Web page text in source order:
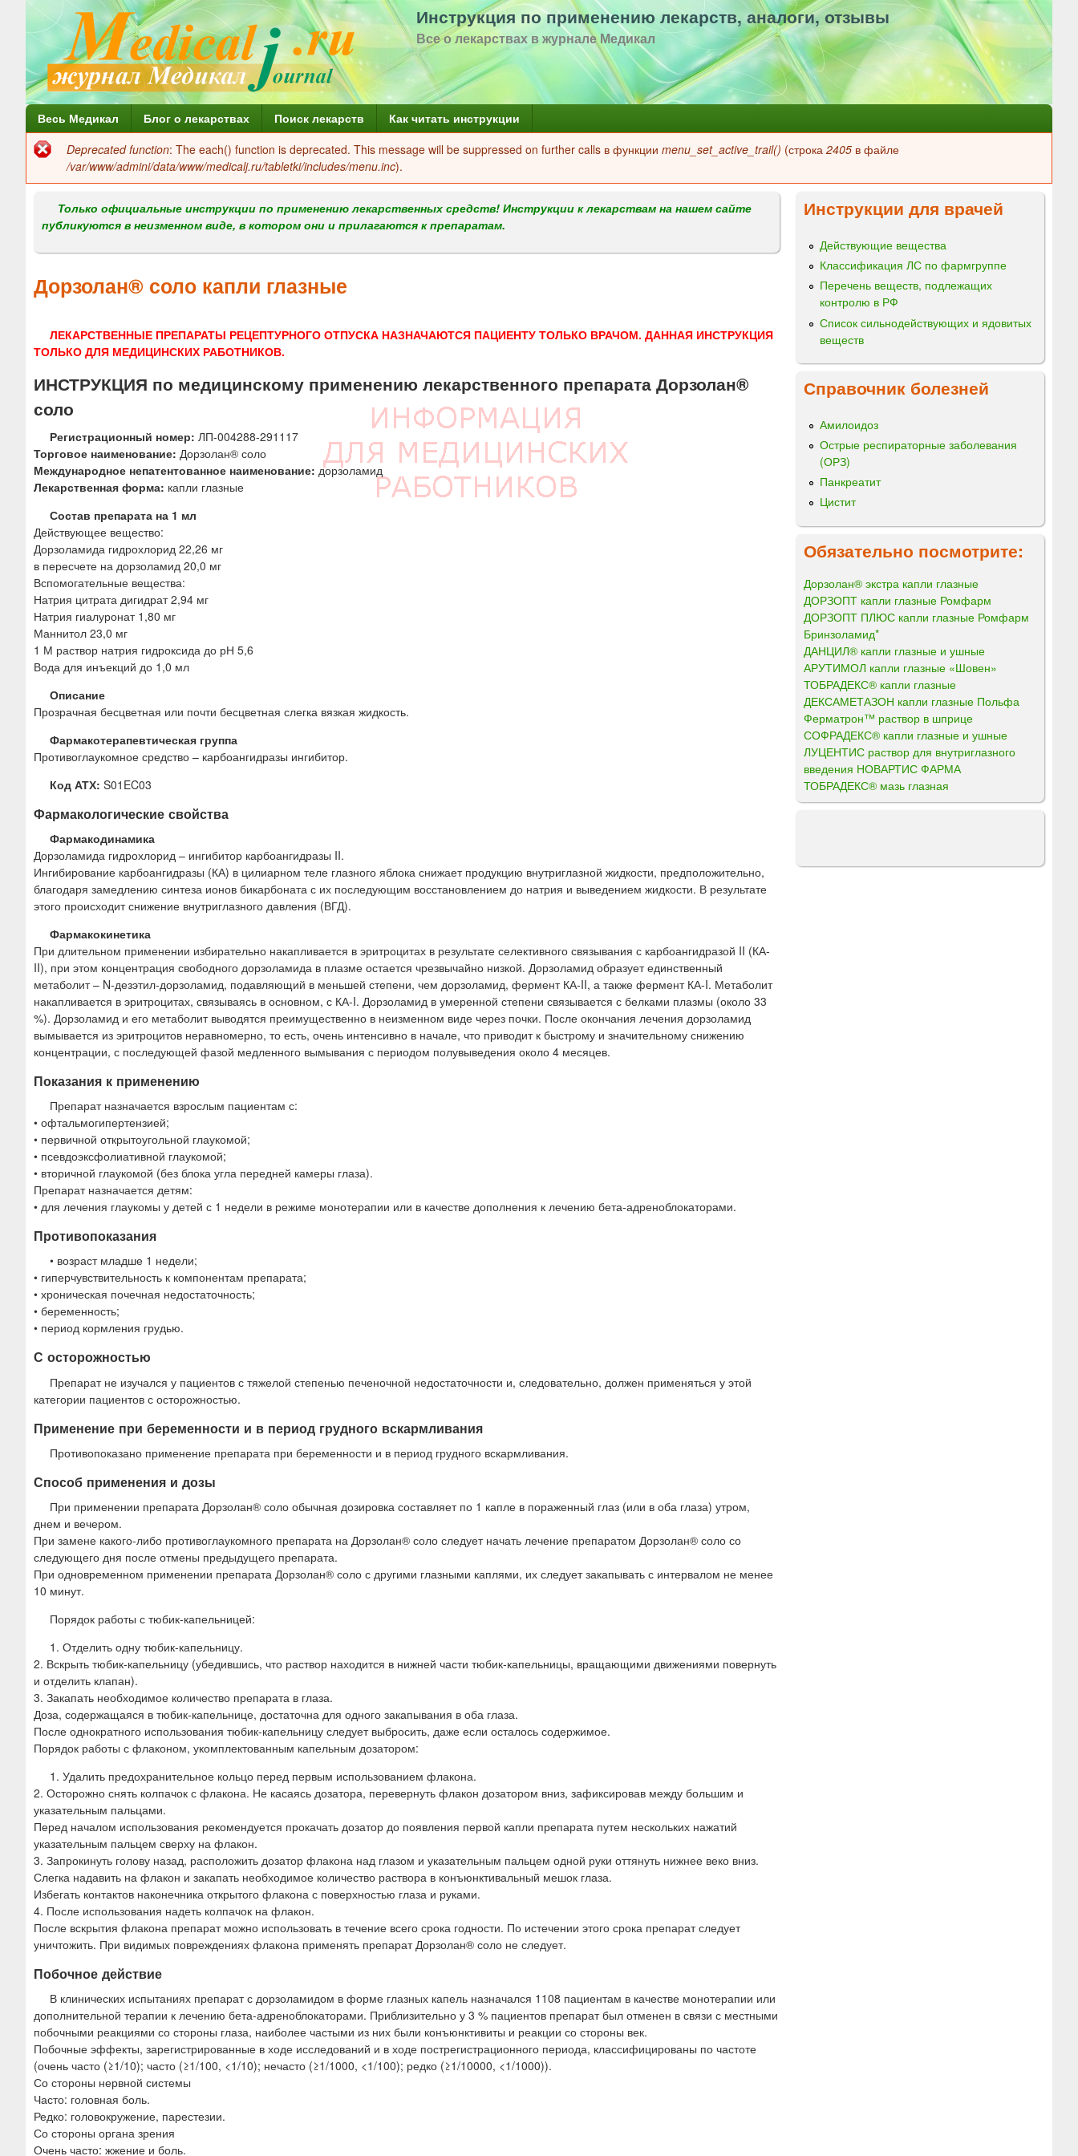
Перейти
к
содержанию
Инструкция по применению лекарств, аналоги, отзывы
Все о лекарствах в журнале Медикал
Г
л
н
м
н
Весь Медикал Блог о лекарствах Поиск лекарств Как читать инструкции
Сообщение
об
ошибке
Deprecated function: The each() function is deprecated. This message will be suppressed on further calls в функции menu_set_active_trail() (строка 2405 в файле
/var/www/admini/data/www/medicalj.ru/tabletki/includes/menu.inc).
Только официальные инструкции по применению лекарственных средств! Инструкции к лекарствам на нашем сайте
публикуются в неизменном виде, в котором они и прилагаются к препаратам.
Дорзолан® соло капли глазные
ЛЕКАРСТВЕННЫЕ ПРЕПАРАТЫ РЕЦЕПТУРНОГО ОТПУСКА НАЗНАЧАЮТСЯ ПАЦИЕНТУ ТОЛЬКО ВРАЧОМ. ДАННАЯ ИНСТРУКЦИЯ
ТОЛЬКО ДЛЯ МЕДИЦИНСКИХ РАБОТНИКОВ.
ИНСТРУКЦИЯ по медицинскому применению лекарственного препарата Дорзолан®
соло
Регистрационный номер: ЛП-004288-291117
Торговое наименование: Дорзолан® соло
Международное непатентованное наименование: дорзоламид
Лекарственная форма: капли глазные
Состав препарата на 1 мл
Действующее вещество:
Дорзоламида гидрохлорид 22,26 мг
в пересчете на дорзоламид 20,0 мг
Вспомогательные вещества:
Натрия цитрата дигидрат 2,94 мг
Натрия гиалуронат 1,80 мг
Маннитол 23,0 мг
1 М раствор натрия гидроксида до рН 5,6
Вода для инъекций до 1,0 мл
Описание
Прозрачная бесцветная или почти бесцветная слегка вязкая жидкость.
Фармакотерапевтическая группа
Противоглаукомное средство – карбоангидразы ингибитор.
Код АТХ: S01EC03
Фармакологические свойства
Фармакодинамика
Дорзоламида гидрохлорид – ингибитор карбоангидразы II.
Ингибирование карбоангидразы (КА) в цилиарном теле глазного яблока снижает продукцию внутриглазной жидкости, предположительно,
благодаря замедлению синтеза ионов бикарбоната с их последующим восстановлением до натрия и выведением жидкости. В результате
этого происходит снижение внутриглазного давления (ВГД).
Фармакокинетика
При длительном применении избирательно накапливается в эритроцитах в результате селективного связывания с карбоангидразой II (КА-
II), при этом концентрация свободного дорзоламида в плазме остается чрезвычайно низкой. Дорзоламид образует единственный
метаболит – N-дезэтил-дорзоламид, подавляющий в меньшей степени, чем дорзоламид, фермент КА-II, а также фермент КА-I. Метаболит
накапливается в эритроцитах, связываясь в основном, с КА-I. Дорзоламид в умеренной степени связывается с белками плазмы (около 33
%). Дорзоламид и его метаболит выводятся преимущественно в неизменном виде через почки. После окончания лечения дорзоламид
вымывается из эритроцитов неравномерно, то есть, очень интенсивно в начале, что приводит к быстрому и значительному снижению
концентрации, с последующей фазой медленного вымывания с периодом полувыведения около 4 месяцев.
Показания к применению
Препарат назначается взрослым пациентам с:
• офтальмогипертензией;
• первичной открытоугольной глаукомой;
• псевдоэксфолиативной глаукомой;
• вторичной глаукомой (без блока угла передней камеры глаза).
Препарат назначается детям:
• для лечения глаукомы у детей с 1 недели в режиме монотерапии или в качестве дополнения к лечению бета-адреноблокаторами.
Противопоказания
• возраст младше 1 недели;
• гиперчувствительность к компонентам препарата;
• хроническая почечная недостаточность;
• беременность;
• период кормления грудью.
С осторожностью
Препарат не изучался у пациентов с тяжелой степенью печеночной недостаточности и, следовательно, должен применяться у этой
категории пациентов с осторожностью.
Применение при беременности и в период грудного вскармливания
Противопоказано применение препарата при беременности и в период грудного вскармливания.
Способ применения и дозы
При применении препарата Дорзолан® соло обычная дозировка составляет по 1 капле в пораженный глаз (или в оба глаза) утром,
днем и вечером.
При замене какого-либо противоглаукомного препарата на Дорзолан® соло следует начать лечение препаратом Дорзолан® соло со
следующего дня после отмены предыдущего препарата.
При одновременном применении препарата Дорзолан® соло с другими глазными каплями, их следует закапывать с интервалом не менее
10 минут.
Порядок работы с тюбик-капельницей:
1. Отделить одну тюбик-капельницу.
2. Вскрыть тюбик-капельницу (убедившись, что раствор находится в нижней части тюбик-капельницы, вращающими движениями повернуть
и отделить клапан).
3. Закапать необходимое количество препарата в глаза.
Доза, содержащаяся в тюбик-капельнице, достаточна для одного закапывания в оба глаза.
После однократного использования тюбик-капельницу следует выбросить, даже если осталось содержимое.
Порядок работы с флаконом, укомплектованным капельным дозатором:
1. Удалить предохранительное кольцо перед первым использованием флакона.
2. Осторожно снять колпачок с флакона. Не касаясь дозатора, перевернуть флакон дозатором вниз, зафиксировав между большим и
указательным пальцами.
Перед началом использования рекомендуется прокачать дозатор до появления первой капли препарата путем нескольких нажатий
указательным пальцем сверху на флакон.
3. Запрокинуть голову назад, расположить дозатор флакона над глазом и указательным пальцем одной руки оттянуть нижнее веко вниз.
Слегка надавить на флакон и закапать необходимое количество раствора в конъюнктивальный мешок глаза.
Избегать контактов наконечника открытого флакона с поверхностью глаза и руками.
4. После использования надеть колпачок на флакон.
После вскрытия флакона препарат можно использовать в течение всего срока годности. По истечении этого срока препарат следует
уничтожить. При видимых повреждениях флакона применять препарат Дорзолан® соло не следует.
Побочное действие
В клинических испытаниях препарат с дорзоламидом в форме глазных капель назначался 1108 пациентам в качестве монотерапии или
дополнительной терапии к лечению бета-адреноблокаторами. Приблизительно у 3 % пациентов препарат был отменен в связи с местными
побочными реакциями со стороны глаза, наиболее частыми из них были конъюнктивиты и реакции со стороны век.
Побочные эффекты, зарегистрированные в ходе исследований и в ходе пострегистрационного периода, классифицированы по частоте
(очень часто (≥1/10); часто (≥1/100, <1/10); нечасто (≥1/1000, <1/100); редко (≥1/10000, <1/1000)).
Со стороны нервной системы
Часто: головная боль.
Редко: головокружение, парестезии.
Со стороны органа зрения
Очень часто: жжение и боль.
Инструкции для врачей
Действующие вещества
Классификация ЛС по фармгруппе
Перечень веществ, подлежащих
контролю в РФ
Список сильнодействующих и ядовитых
веществ
Справочник болезней
Амилоидоз
Острые респираторные заболевания
(ОРЗ)
Панкреатит
Цистит
Обязательно посмотрите:
Дорзолан® экстра капли глазные
ДОРЗОПТ капли глазные Ромфарм
ДОРЗОПТ ПЛЮС капли глазные Ромфарм
Бринзоламид*
ДАНЦИЛ® капли глазные и ушные
АРУТИМОЛ капли глазные «Шовен»
ТОБРАДЕКС® капли глазные
ДЕКСАМЕТАЗОН капли глазные Польфа
Ферматрон™ раствор в шприце
СОФРАДЕКС® капли глазные и ушные
ЛУЦЕНТИС раствор для внутриглазного
введения НОВАРТИС ФАРМА
ТОБРАДЕКС® мазь глазная